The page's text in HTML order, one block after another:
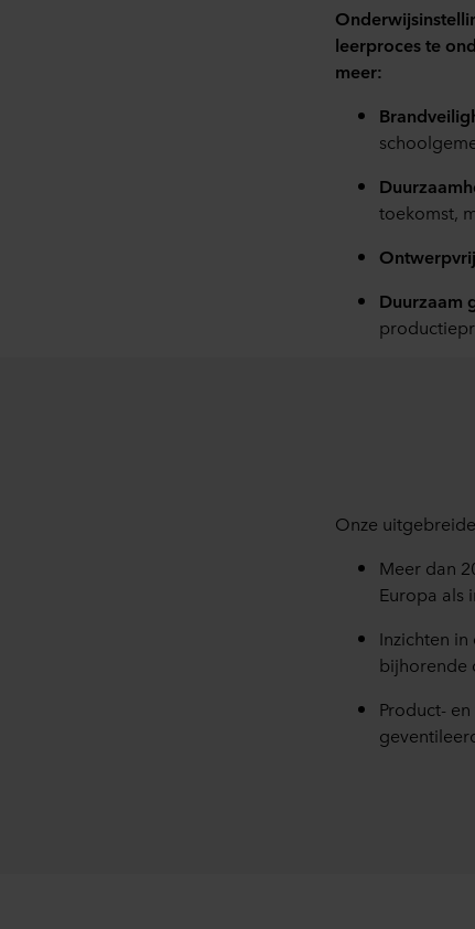
leerproces te
meer:
toekomst,
Duurzaam
Onze
Meer dan
Europa als
Inzichten
bijhorende
Product-